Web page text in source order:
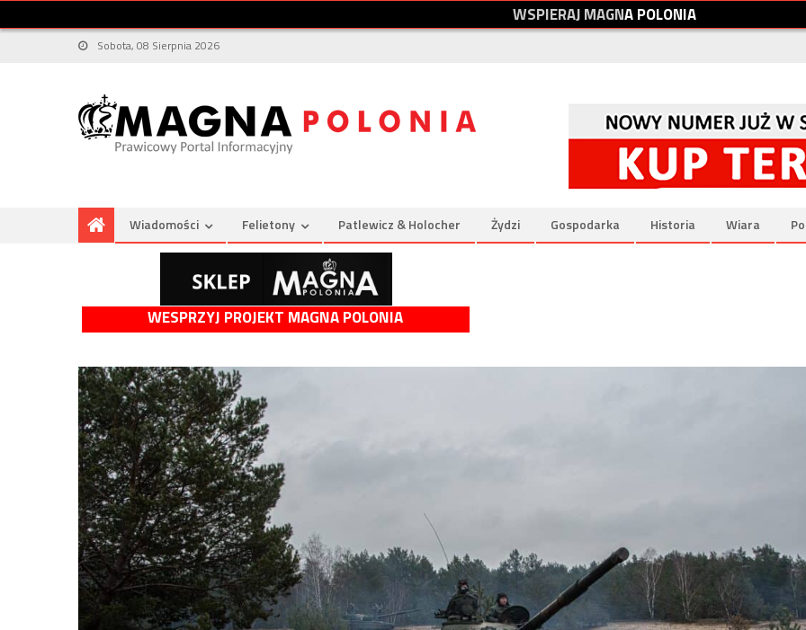
WSPIERAJMAGNAPOLONIA
Sobota, 08 Sierpnia 2026
Wiadomości Felietony Patlewicz & Holocher Żydzi Gospodarka Historia Wiara
WESPRZYJ PROJEKT MAGNA POLONIA